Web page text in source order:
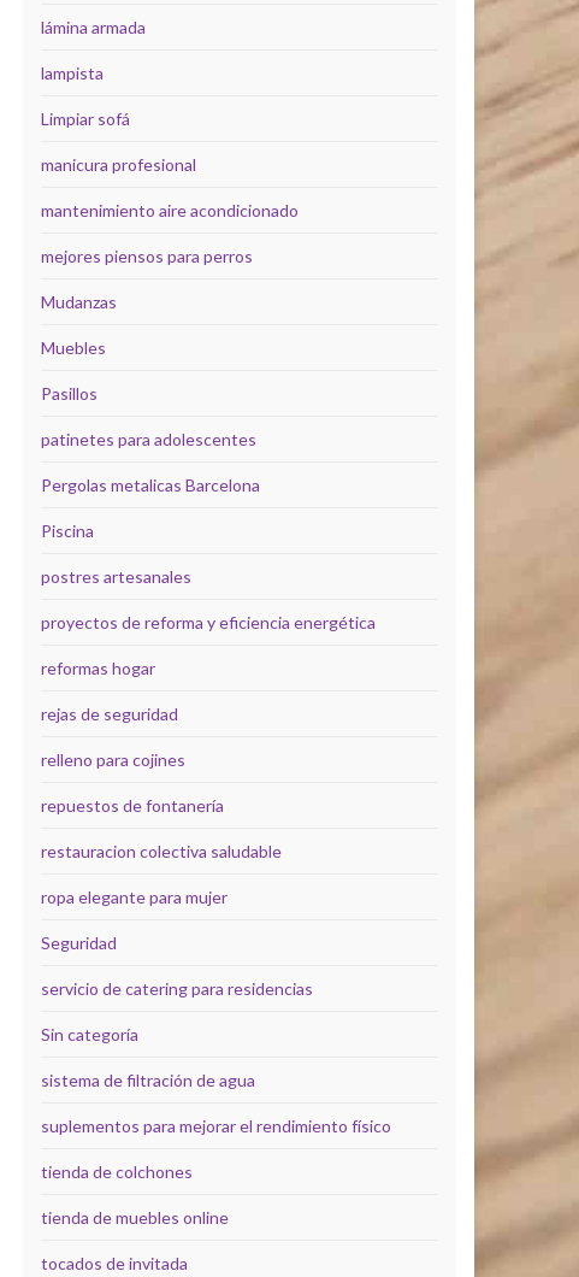
lámina armada
lampista
Limpiar sofá
manicura profesional
mantenimiento aire acondicionado
mejores piensos para perros
Mudanzas
Muebles
Pasillos
patinetes para adolescentes
Pergolas metalicas Barcelona
Piscina
postres artesanales
proyectos de reforma y eficiencia energética
reformas hogar
rejas de seguridad
relleno para cojines
repuestos de fontanería
restauracion colectiva saludable
ropa elegante para mujer
Seguridad
servicio de catering para residencias
Sin categoría
sistema de filtración de agua
suplementos para mejorar el rendimiento físico
tienda de colchones
tienda de muebles online
tocados de invitada